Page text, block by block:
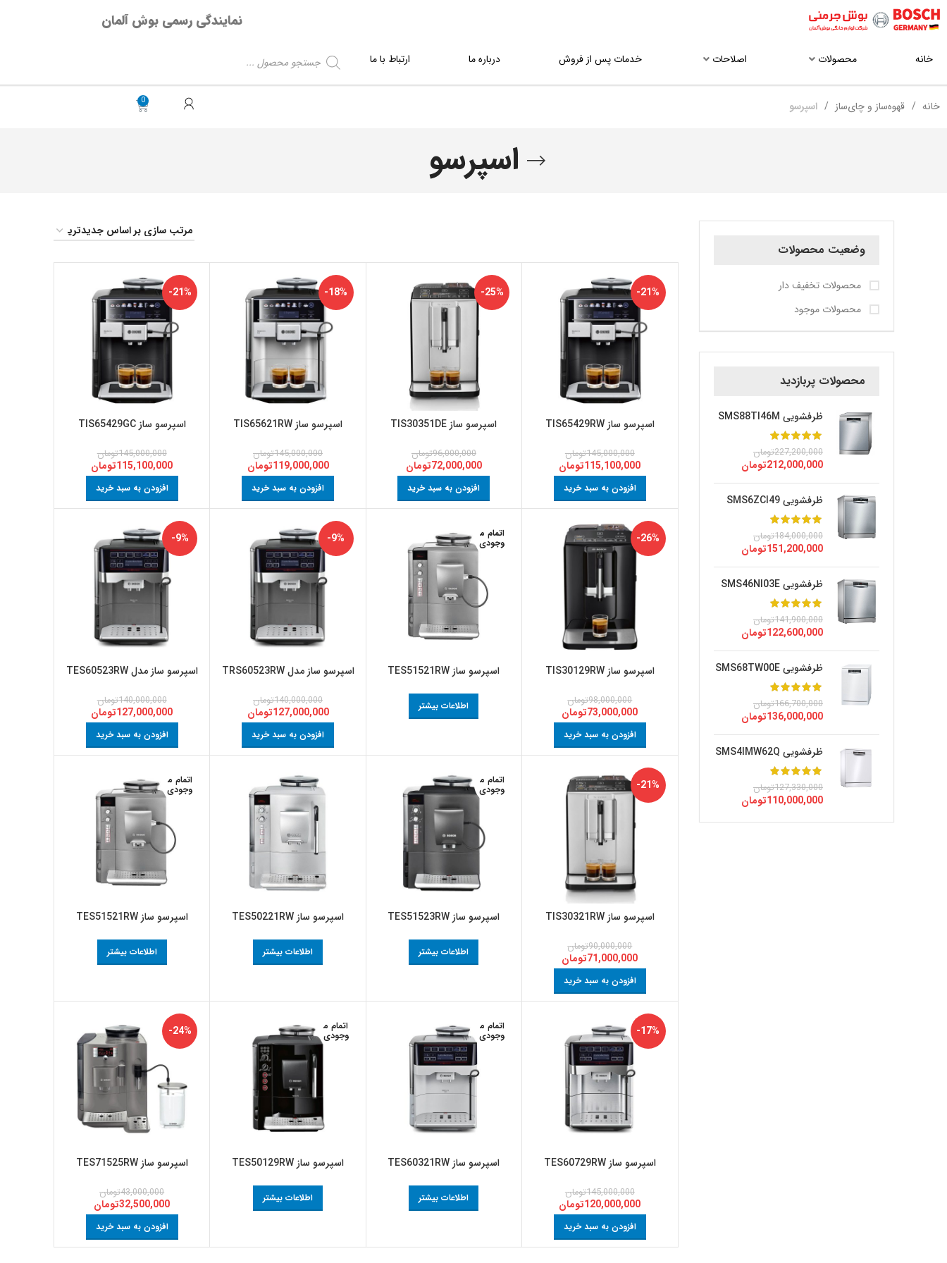
نمایندگی رسمی بوش آلمان
خانه محصولات اصلاحات خدمات پس از فروش درباره ما ارتباط با ما
خانه قهوه‌ساز و چای‌ساز اسپرسو
اسپرسو
وضعیت محصولات
محصولات تخفیف دار
محصولات موجود
محصولات پربازدید
ظرفشویی SMS88TI46M
227,200,000تومان
212,000,000تومان
ظرفشویی SMS6ZCI49
184,000,000تومان
151,200,000تومان
ظرفشویی SMS46NI03E
141,900,000تومان
122,600,000تومان
ظرفشویی SMS68TW00E
166,700,000تومان
136,000,000تومان
ظرفشویی SMS4IMW62Q
127,330,000تومان
110,000,000تومان
-21%
اسپرسو ساز TIS65429RW
145,000,000تومان
115,100,000تومان
افزودن به سبد خرید
-25%
اسپرسو ساز TIS30351DE
96,000,000تومان
72,000,000تومان
افزودن به سبد خرید
-18%
اسپرسو ساز TIS65621RW
145,000,000تومان
119,000,000تومان
افزودن به سبد خرید
-21%
اسپرسو ساز TIS65429GC
145,000,000تومان
115,100,000تومان
افزودن به سبد خرید
-26%
اسپرسو ساز TIS30129RW
98,000,000تومان
73,000,000تومان
افزودن به سبد خرید
اتمام م
وجودی
اسپرسو ساز TES51521RW
اطلاعات بیشتر
-9%
اسپرسو ساز مدل TRS60523RW
140,000,000تومان
127,000,000تومان
افزودن به سبد خرید
-9%
اسپرسو ساز مدل TES60523RW
140,000,000تومان
127,000,000تومان
افزودن به سبد خرید
-21%
اسپرسو ساز TIS30321RW
90,000,000تومان
71,000,000تومان
افزودن به سبد خرید
اتمام م
وجودی
اسپرسو ساز TES51523RW
اطلاعات بیشتر
اسپرسو ساز TES50221RW
اطلاعات بیشتر
اتمام م
وجودی
اسپرسو ساز TES51521RW
اطلاعات بیشتر
-17%
اسپرسو ساز TES60729RW
145,000,000تومان
120,000,000تومان
افزودن به سبد خرید
اتمام م
وجودی
اسپرسو ساز TES60321RW
اطلاعات بیشتر
اتمام م
وجودی
اسپرسو ساز TES50129RW
اطلاعات بیشتر
-24%
اسپرسو ساز TES71525RW
43,000,000تومان
32,500,000تومان
افزودن به سبد خرید